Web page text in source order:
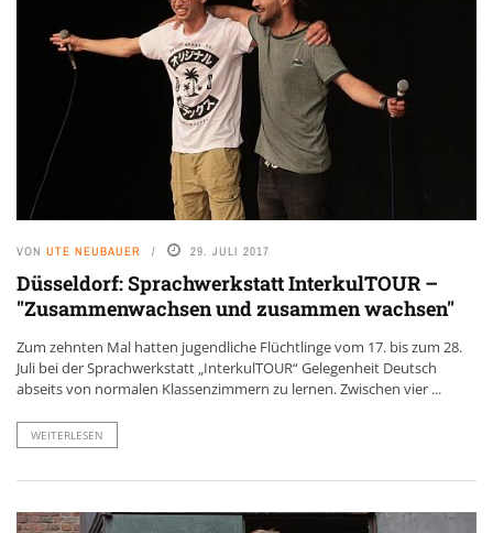
VON UTE NEUBAUER 29. JULI 2017
Düsseldorf: Sprachwerkstatt InterkulTOUR –
"Zusammenwachsen und zusammen wachsen"
Zum zehnten Mal hatten jugendliche Flüchtlinge vom 17. bis zum 28.
Juli bei der Sprachwerkstatt „InterkulTOUR“ Gelegenheit Deutsch
abseits von normalen Klassenzimmern zu lernen. Zwischen vier ...
WEITERLESEN